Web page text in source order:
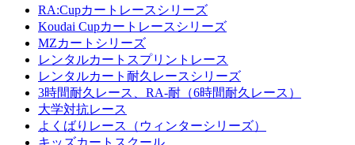
RA:Cupカートレースシリーズ
Koudai Cupカートレースシリーズ
MZカートシリーズ
レンタルカートスプリントレース
レンタルカート耐久レースシリーズ
3時間耐久レース、RA-耐（6時間耐久レース）
大学対抗レース
よくばりレース（ウィンターシリーズ）
キッズカートスクール